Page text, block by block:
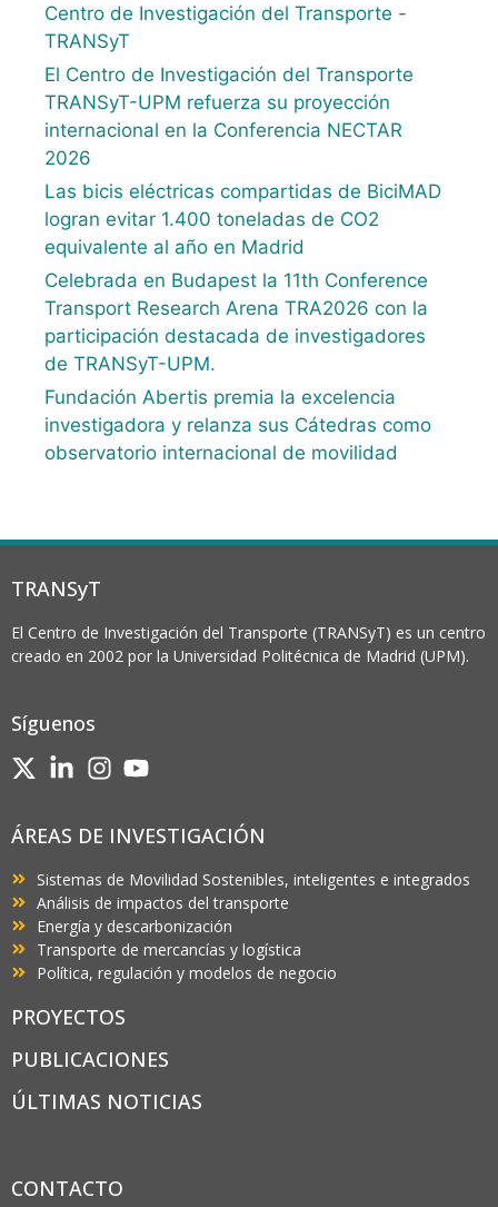
Centro de Investigación del Transporte -
TRANSyT
El Centro de Investigación del Transporte
TRANSyT-UPM refuerza su proyección
internacional en la Conferencia NECTAR
2026
Las bicis eléctricas compartidas de BiciMAD
logran evitar 1.400 toneladas de CO2
equivalente al año en Madrid
Celebrada en Budapest la 11th Conference
Transport Research Arena TRA2026 con la
participación destacada de investigadores
de TRANSyT-UPM.
Fundación Abertis premia la excelencia
investigadora y relanza sus Cátedras como
observatorio internacional de movilidad
TRANSyT
El Centro de Investigación del Transporte (TRANSyT) es un centro
creado en 2002 por la Universidad Politécnica de Madrid (UPM).
Síguenos
ÁREAS DE INVESTIGACIÓN
Sistemas de Movilidad Sostenibles, inteligentes e integrados
Análisis de impactos del transporte
Energía y descarbonización
Transporte de mercancías y logística
Política, regulación y modelos de negocio
PROYECTOS
PUBLICACIONES
ÚLTIMAS NOTICIAS
CONTACTO